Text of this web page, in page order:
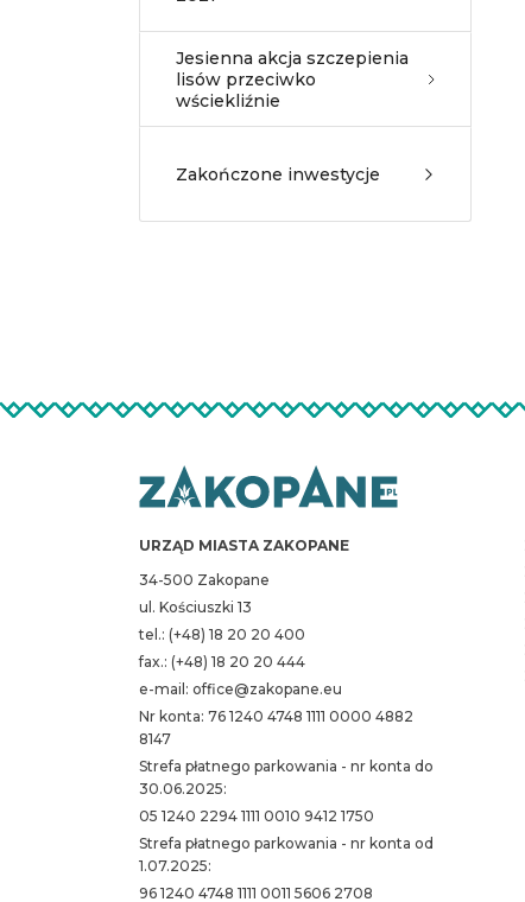
Jesienna akcja szczepienia
lisów przeciwko
wściekliźnie
Zakończone inwestycje
URZĄD MIASTA ZAKOPANE
34-500 Zakopane
ul. Kościuszki 13
tel.: (+48) 18 20 20 400
fax.: (+48) 18 20 20 444
e-mail: office@zakopane.eu
Nr konta: 76 1240 4748 1111 0000 4882
8147
Strefa płatnego parkowania - nr konta do
30.06.2025:
05 1240 2294 1111 0010 9412 1750
Strefa płatnego parkowania - nr konta od
1.07.2025:
96 1240 4748 1111 0011 5606 2708